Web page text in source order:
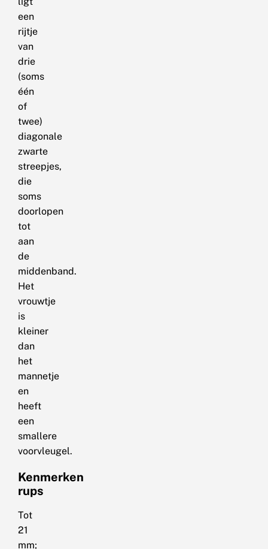
een
rijtje
van
drie
(soms
één
of
twee)
diagonale
zwarte
streepjes,
die
soms
doorlopen
tot
aan
de
middenband.
Het
vrouwtje
is
kleiner
dan
het
mannetje
en
heeft
een
smallere
voorvleugel.
Kenmerken
rups
Tot
21
mm;